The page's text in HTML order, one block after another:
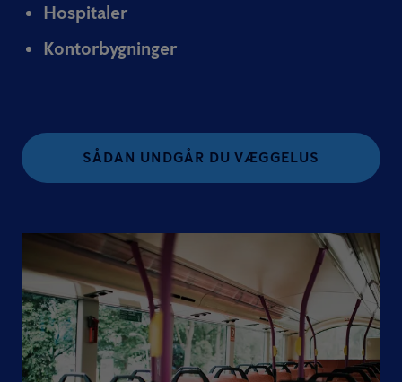
Hospitaler
Kontorbygninger
SÅDAN UNDGÅR DU VÆGGELUS